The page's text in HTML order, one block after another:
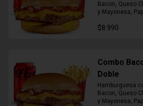
Bacon, Queso
y Mayonesa,
$8.990
Combo
Doble
Hamburguesa
Bacon, Queso
y Mayonesa,